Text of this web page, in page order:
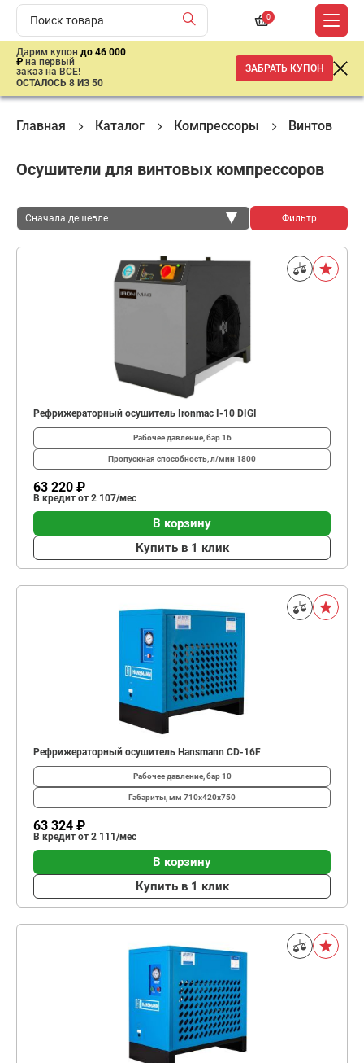
0
Дарим купон до 46 000
₽ на первый
заказ на ВСЕ!
ОСТАЛОСЬ 8 ИЗ 50
ЗАБРАТЬ КУПОН
Главная Каталог Компрессоры Винтовые
Осушители для винтовых компрессоров
Сначала дешевле
Сначала дешевле
Фильтр
Рефрижераторный осушитель Ironmac I-10 DIGI
Рабочее давление, бар16
Пропускная способность, л/мин 1800
63 220 ₽
В кредит от 2 107/мес
В корзину
Купить в 1 клик
Рефрижераторный осушитель Hansmann CD-16F
Рабочее давление, бар10
Габариты, мм 710х420х750
63 324 ₽
В кредит от 2 111/мес
В корзину
Купить в 1 клик